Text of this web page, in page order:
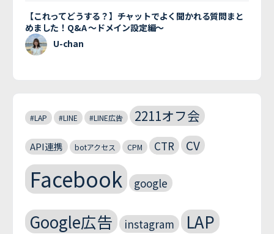
【これってどうする？】チャットでよく聞かれる質問まと
めました！Q&A 〜ドメイン設定編〜
U-chan
#LAP #LINE #LINE広告 2211オフ会
API連携 botアクセス CPM CTR CV
Facebook google
Google広告 instagram LAP